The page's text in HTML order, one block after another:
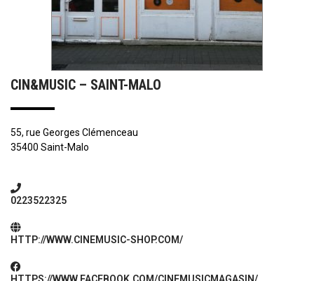
CIN&MUSIC – SAINT-MALO
55, rue Georges Clémenceau
35400 Saint-Malo
0223522325
HTTP://WWW.CINEMUSIC-SHOP.COM/